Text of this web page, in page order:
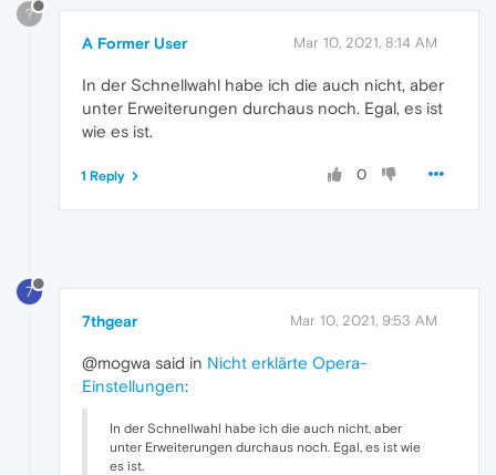
?
A Former User Mar 10, 2021, 8:14 AM
In der Schnellwahl habe ich die auch nicht, aber
unter Erweiterungen durchaus noch. Egal, es ist
wie es ist.
0
1 Reply
7
7thgear Mar 10, 2021, 9:53 AM
@mogwa said in Nicht erklärte Opera-
Einstellungen:
In der Schnellwahl habe ich die auch nicht, aber
unter Erweiterungen durchaus noch. Egal, es ist wie
es ist.